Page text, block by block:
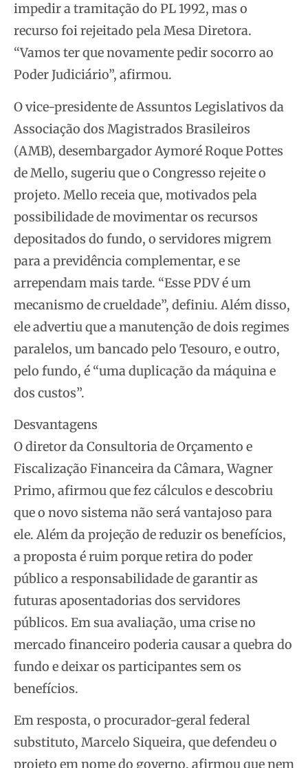
impedir a tramitação do PL 1992, mas o
recurso foi rejeitado pela Mesa Diretora.
“Vamos ter que novamente pedir socorro ao
Poder Judiciário”, afirmou.
O vice-presidente de Assuntos Legislativos da
Associação dos Magistrados Brasileiros
(AMB), desembargador Aymoré Roque Pottes
de Mello, sugeriu que o Congresso rejeite o
projeto. Mello receia que, motivados pela
possibilidade de movimentar os recursos
depositados do fundo, o servidores migrem
para a previdência complementar, e se
arrependam mais tarde. “Esse PDV é um
mecanismo de crueldade”, definiu. Além disso,
ele advertiu que a manutenção de dois regimes
paralelos, um bancado pelo Tesouro, e outro,
pelo fundo, é “uma duplicação da máquina e
dos custos”.
Desvantagens
O diretor da Consultoria de Orçamento e
Fiscalização Financeira da Câmara, Wagner
Primo, afirmou que fez cálculos e descobriu
que o novo sistema não será vantajoso para
ele. Além da projeção de reduzir os benefícios,
a proposta é ruim porque retira do poder
público a responsabilidade de garantir as
futuras aposentadorias dos servidores
públicos. Em sua avaliação, uma crise no
mercado financeiro poderia causar a quebra do
fundo e deixar os participantes sem os
benefícios.
Em resposta, o procurador-geral federal
substituto, Marcelo Siqueira, que defendeu o
projeto em nome do governo, afirmou que nem